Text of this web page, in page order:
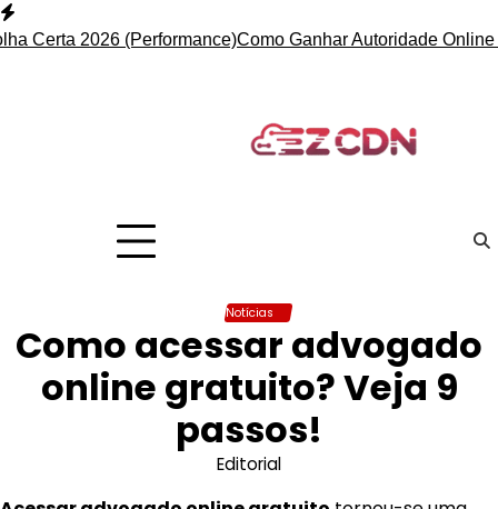
Skip
to 2026 (Performance)Como Ganhar Autoridade Online com
Notícias
Como acessar advogado
online gratuito? Veja 9
passos!
Editorial